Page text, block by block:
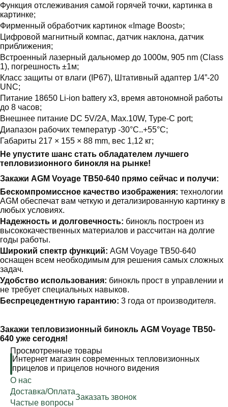
Функция отслеживания самой горячей точки, картинка в
картинке;
Фирменный обработчик картинок «Image Boost»;
Цифровой магнитный компас, датчик наклона, датчик
приближения;
Встроенный лазерный дальномер до 1000м, 905 nm (Class
1), погрешность ±1м;
Класс защиты от влаги (IP67), Штативный адаптер 1/4”-20
UNC;
Питание 18650 Li-ion battery x3, время автономной работы
до 8 часов;
Внешнее питание DC 5V/2A, Max.10W, Type-C port;
Диапазон рабочих температур -30°C..+55°С;
Габариты 217 × 155 × 88 mm, вес 1,12 кг;
Не упустите шанс стать обладателем лучшего
тепловизионного бинокля на рынке!
Закажи AGM Voyage TB50-640 прямо сейчас и получи:
Бескомпромиссное качество изображения: технологии
AGM обеспечат вам четкую и детализированную картинку в
любых условиях.
Надежность и долговечность: бинокль построен из
высококачественных материалов и рассчитан на долгие
годы работы.
Широкий спектр функций: AGM Voyage TB50-640
оснащен всем необходимым для решения самых сложных
задач.
Удобство использования: бинокль прост в управлении и
не требует специальных навыков.
Беспрецедентную гарантию: 3 года от производителя.
Закажи тепловизионный бинокль AGM Voyage TB50-
640 уже сегодня!
Просмотренные товары
Интернет магазин современных тепловизионных
прицелов и прицелов ночного видения
О нас
Доставка/Оплата
Частые вопросы
Заказать звонок